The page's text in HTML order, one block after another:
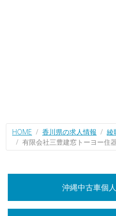
HOME 香川県の求人情報
綾
有限会社三豊建窓トーヨー住
沖縄中古車個